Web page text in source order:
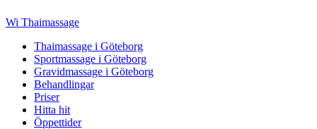
to
Wi Thaimassage
Thaimassage i Göteborg
Sportmassage i Göteborg
Gravidmassage i Göteborg
Behandlingar
Priser
Hitta hit
Öppettider